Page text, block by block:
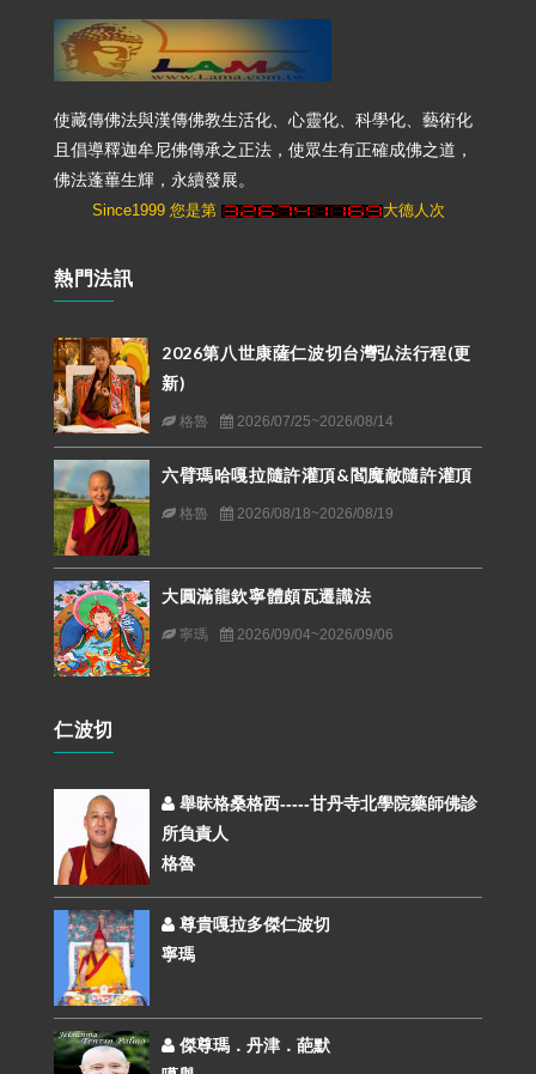
使藏傳佛法與漢傳佛教生活化、心靈化、科學化、藝術化
且倡導釋迦牟尼佛傳承之正法，使眾生有正確成佛之道，
佛法蓬蓽生輝，永續發展。
Since1999 您是第 大德人次
熱門法訊
2026第八世康薩仁波切台灣弘法行程(更
新)
格魯 2026/07/25~2026/08/14
六臂瑪哈嘎拉隨許灌頂&閻魔敵隨許灌頂
格魯 2026/08/18~2026/08/19
大圓滿龍欽寧體頗瓦遷識法
寧瑪 2026/09/04~2026/09/06
仁波切
舉昧格桑格西-----甘丹寺北學院藥師佛診
所負責人
格魯
尊貴嘎拉多傑仁波切
寧瑪
傑尊瑪．丹津．葩默